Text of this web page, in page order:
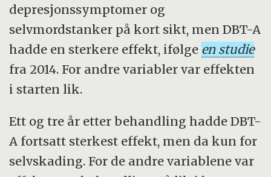
depresjonssymptomer og
selvmordstanker på kort sikt, men DBT-A
hadde en sterkere effekt, ifølge en studie
fra 2014. For andre variabler var effekten
i starten lik.
Ett og tre år etter behandling hadde DBT-
A fortsatt sterkest effekt, men da kun for
selvskading. For de andre variablene var